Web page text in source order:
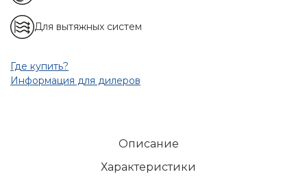
Для вытяжных систем
Где купить?
Информация для дилеров
Описание
Характеристики